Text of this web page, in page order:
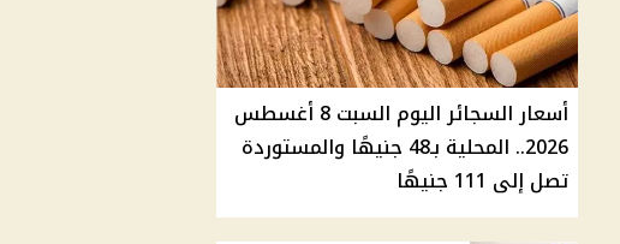
أسعار السجائر اليوم السبت 8 أغسطس
2026.. المحلية بـ48 جنيهًا والمستوردة
تصل إلى 111 جنيهًا